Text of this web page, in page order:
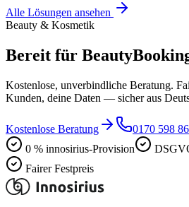
Alle Lösungen ansehen
Beauty & Kosmetik
Bereit für
Kostenlose, unverbindliche Beratung.
Kunden, deine Daten — sicher aus
Kostenlose Beratung
0170 598
0 % innosirius-Provision
Fairer Festpreis